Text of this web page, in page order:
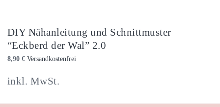
DIY Nähanleitung und Schnittmuster
“Eckberd der Wal” 2.0
8,90 €
inkl. MwSt.